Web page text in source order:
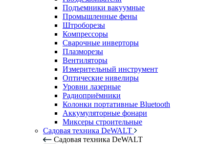
Подъемники вакуумные
Промышленные фены
Штроборезы
Компрессоры
Сварочные инверторы
Плазморезы
Вентиляторы
Измерительный инструмент
Оптические нивелиры
Уровни лазерные
Радиоприёмники
Колонки портативные Bluetooth
Аккумуляторные фонари
Миксеры строительные
Садовая техника DeWALT
Садовая техника DeWALT